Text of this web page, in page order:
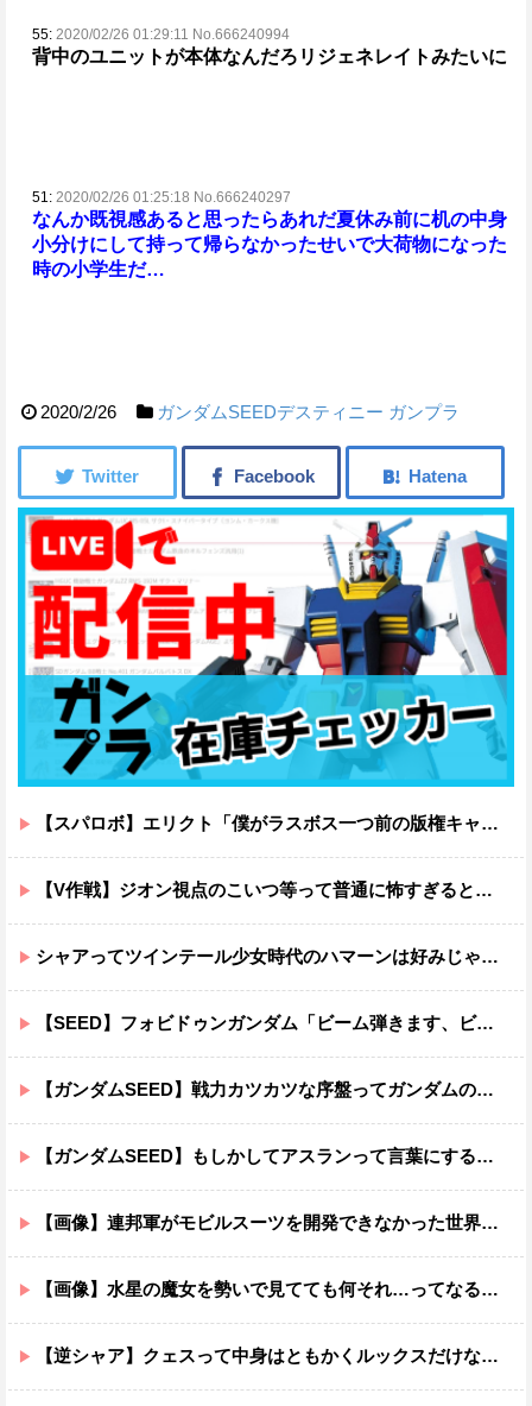
55: 2020/02/26 01:29:11 No.666240994
背中のユニットが本体なんだろリジェネレイトみたいに
51: 2020/02/26 01:25:18 No.666240297
なんか既視感あると思ったらあれだ夏休み前に机の中身
小分けにして持って帰らなかったせいで大荷物になった
時の小学生だ…
2020/2/26 ガンダムSEEDデスティニー ガンプラ
【スパロボ】エリクト「僕がラスボス一つ前の版権キャラ最後の敵ってちょっと荷が重すぎない？」
【V作戦】ジオン視点のこいつ等って普通に怖すぎると思う…
シャアってツインテール少女時代のハマーンは好みじゃなかったの？
【SEED】フォビドゥンガンダム「ビーム弾きます、ビーム曲げられます、空飛びます」←二世代目でこれ出来るのおかしいだろ
【ガンダムSEED】戦力カツカツな序盤ってガンダムの中だと割と珍しい気がする
【ガンダムSEED】もしかしてアスランって言葉にするのが下手なだけでめっちゃいい人なのでは？
【画像】連邦軍がモビルスーツを開発できなかった世界線のガンダムｗｗｗｗｗｗｗ
【画像】水星の魔女を勢いで見てても何それ…ってなる部分ｗｗｗｗｗｗｗｗ
【逆シャア】クェスって中身はともかくルックスだけなら最高だな